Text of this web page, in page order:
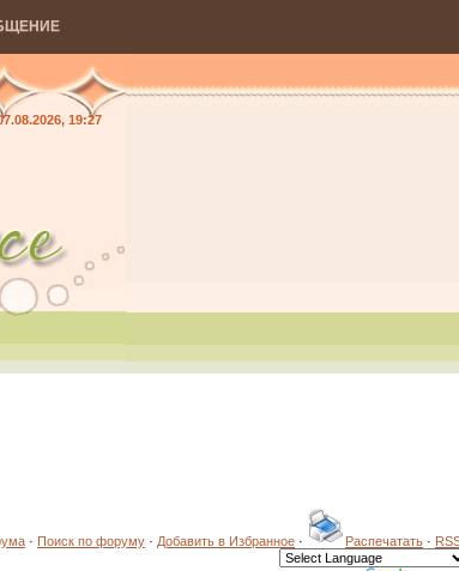
19:27
· Поиск по форуму · Добавить в Избранное · Распечатать ·